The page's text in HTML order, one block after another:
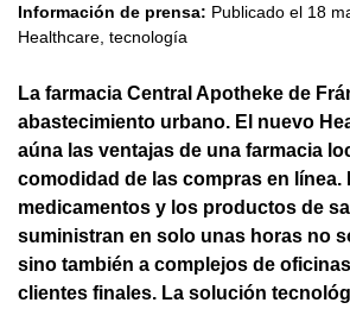
Información de prensa: Publicado el 18
Healthcare tecnología
La farmacia Central Apotheke de
abastecimiento urbano. El nuevo
aúna las ventajas de una farmacia
comodidad de las compras en línea.
medicamentos y los productos de
suministran en solo unas horas no
sino también a complejos de
clientes finales. La solución